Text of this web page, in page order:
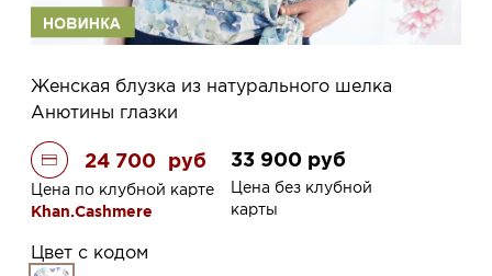
Женская блузка из натурального шелка
Анютины глазки
24 700 руб
Цена по клубной карте
Khan.Cashmere
33 900 руб
Цена без клубной
карты
Цвет с кодом